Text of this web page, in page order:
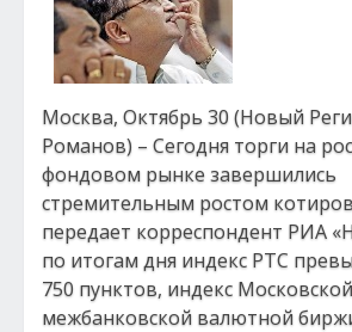
Москва, Октябрь 30 (Новый
Романов) – Сегодня торги на
фондовом рынке завершились
стремительным ростом
передает корреспондент РИА
по итогам дня индекс РТС
750 пунктов, индекс Московской
межбанковской валютной